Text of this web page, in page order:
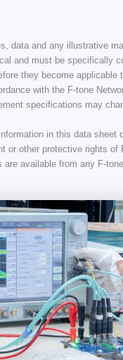
data and any illustrative
and must be specifically
they become applicable
with the F-tone
specifications may
in this data sheet
or other protective rights of
are available from any F-